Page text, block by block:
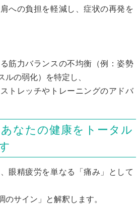
への負担を軽減し、症状の再発を
筋力バランスの不均衡（例：姿勢
ルの弱化）を特定し、
トレッチやトレーニングのアドバ
なたの健康をトータル
眼精疲労を単なる「痛み」として
のサイン」と解釈します。